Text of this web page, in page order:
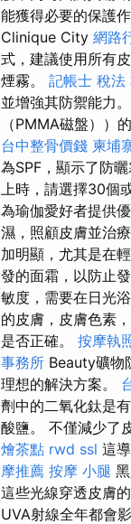
能獲得必要的保護作
Clinique City 網路
式，建議使用所有
煙霧。 記帳士 稅法
並增強其防禦能力
（PMMA磁盤））
台中整骨價錢 柬埔
為SPF，顯示了防
上時，請選擇30個
為瑜伽愛好者提供
濕，照顧皮膚並治
加明顯，尤其是在
發的面霜，以防止
敏度，需要在日光
的皮膚，皮膚色素
是否正確。 按摩執
事務所 Beauty礦物
理想的解決方案。
劑中的二氧化鈦是
酸鹽。 不僅減少了
燴茶點 rwd ssl 這
摩推薦 按摩 小腿
這些光線穿透皮膚
UVA射線全年都會